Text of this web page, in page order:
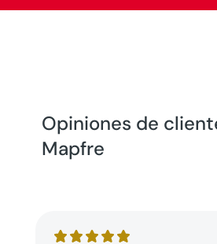
Opiniones de
Mapfre